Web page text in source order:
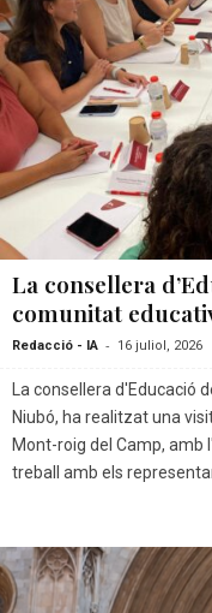
La consellera
comunitat
Redacció - IA - 16 juliol, 2026
La consellera d'Educació
Niubó, ha realitzat una
Mont-roig del Camp, amb
treball amb els